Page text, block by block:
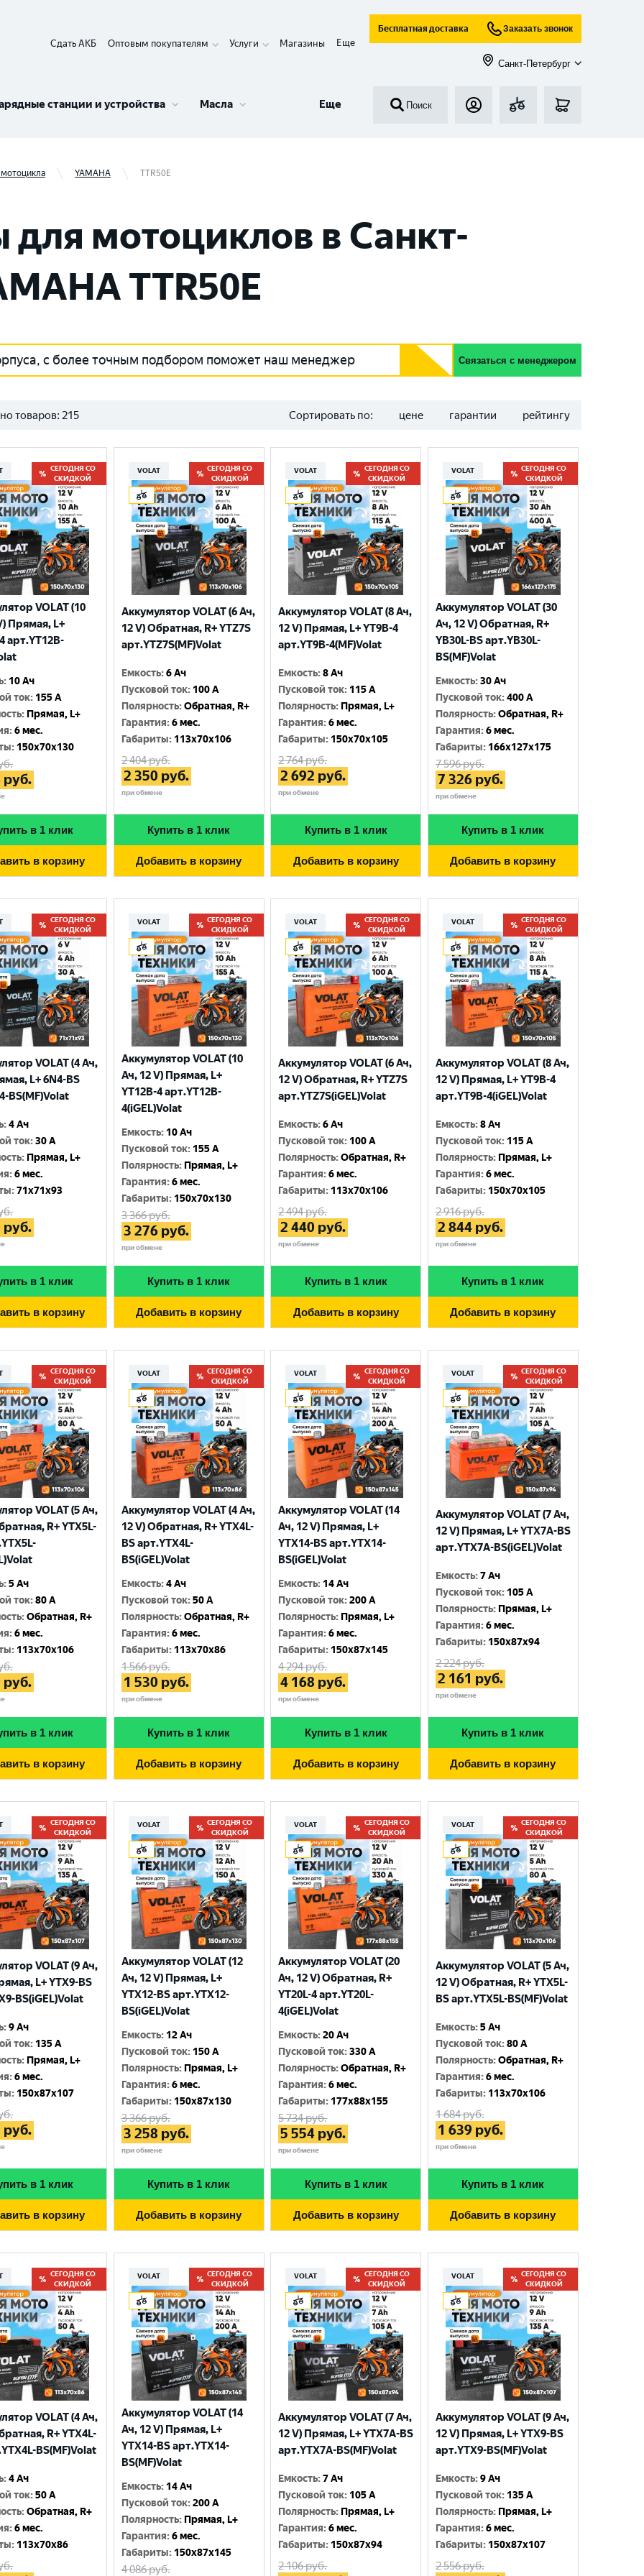
Сдать АКБ Оптовым покупателям Услуги Магазины Еще
Бесплатная доставка Заказать звонок
Санкт-Петербург
станции и устройства Масла Еще Поиск
YAMAHA TTR50E
мотоциклов в Санкт-
TTR50E
с более точным подбором поможет наш менеджер Связаться с менеджером
товаров: 215 Сортировать по: цене гарантии рейтингу
СЕГОДНЯ СО
СКИДКОЙ
VOLAT (10
Прямая, L+
арт.YT12B-
: 10 Ач
ток: 155 A
: Прямая, L+
:6 мес.
: 150x70x130
руб.
в 1 клик
в корзину
VOLAT
СЕГОДНЯ СО
СКИДКОЙ
Аккумулятор VOLAT (6 Ач,
12 V) Обратная, R+ YTZ7S
арт.YTZ7S(MF)Volat
Емкость:6 Ач
Пусковой ток: 100 A
Полярность:Обратная, R+
Гарантия:6 мес.
Габариты: 113x70x106
2 404руб.
2 350 руб.
при обмене
Купить в 1 клик
Добавить в корзину
VOLAT
СЕГОДНЯ СО
СКИДКОЙ
Аккумулятор VOLAT (8 Ач,
12 V) Прямая, L+ YT9B-4
арт.YT9B-4(MF)Volat
Емкость:8 Ач
Пусковой ток: 115 A
Полярность: Прямая, L+
Гарантия:6 мес.
Габариты: 150x70x105
2 764руб.
2 692 руб.
при обмене
Купить в 1 клик
Добавить в корзину
VOLAT
СЕГОДНЯ СО
СКИДКОЙ
Аккумулятор VOLAT (30
Ач, 12 V) Обратная, R+
YB30L-BS арт.YB30L-
BS(MF)Volat
Емкость:30 Ач
Пусковой ток:400 A
Полярность:Обратная, R+
Гарантия:6 мес.
Габариты: 166x127x175
7 596руб.
7 326руб.
при обмене
Купить в 1 клик
Добавить в корзину
СЕГОДНЯ СО
СКИДКОЙ
VOLAT (4 Ач,
L+ 6N4-BS
BS(MF)Volat
:4 Ач
ток:30 A
: Прямая, L+
:6 мес.
:71x71x93
руб.
в 1 клик
в корзину
VOLAT
СЕГОДНЯ СО
СКИДКОЙ
Аккумулятор VOLAT (10
Ач, 12 V) Прямая, L+
YT12B-4 арт.YT12B-
4(iGEL)Volat
Емкость: 10 Ач
Пусковой ток: 155 A
Полярность: Прямая, L+
Гарантия:6 мес.
Габариты: 150x70x130
3 366руб.
3 276руб.
при обмене
Купить в 1 клик
Добавить в корзину
VOLAT
СЕГОДНЯ СО
СКИДКОЙ
Аккумулятор VOLAT (6 Ач,
12 V) Обратная, R+ YTZ7S
арт.YTZ7S(iGEL)Volat
Емкость:6 Ач
Пусковой ток: 100 A
Полярность:Обратная, R+
Гарантия:6 мес.
Габариты: 113x70x106
2 494руб.
2 440 руб.
при обмене
Купить в 1 клик
Добавить в корзину
VOLAT
СЕГОДНЯ СО
СКИДКОЙ
Аккумулятор VOLAT (8 Ач,
12 V) Прямая, L+ YT9B-4
арт.YT9B-4(iGEL)Volat
Емкость:8 Ач
Пусковой ток: 115 A
Полярность: Прямая, L+
Гарантия:6 мес.
Габариты: 150x70x105
2 916руб.
2 844руб.
при обмене
Купить в 1 клик
Добавить в корзину
СЕГОДНЯ СО
СКИДКОЙ
VOLAT (5 Ач,
R+ YTX5L-
:5 Ач
ток:80 A
:Обратная, R+
:6 мес.
: 113x70x106
руб.
в 1 клик
в корзину
VOLAT
СЕГОДНЯ СО
СКИДКОЙ
Аккумулятор VOLAT (4 Ач,
12 V) Обратная, R+ YTX4L-
BS арт.YTX4L-
BS(iGEL)Volat
Емкость:4 Ач
Пусковой ток:50 A
Полярность:Обратная, R+
Гарантия:6 мес.
Габариты: 113x70x86
1 566руб.
1 530 руб.
при обмене
Купить в 1 клик
Добавить в корзину
VOLAT
СЕГОДНЯ СО
СКИДКОЙ
Аккумулятор VOLAT (14
Ач, 12 V) Прямая, L+
YTX14-BS арт.YTX14-
BS(iGEL)Volat
Емкость: 14 Ач
Пусковой ток:200 A
Полярность: Прямая, L+
Гарантия:6 мес.
Габариты: 150x87x145
4 294руб.
4 168 руб.
при обмене
Купить в 1 клик
Добавить в корзину
VOLAT
СЕГОДНЯ СО
СКИДКОЙ
Аккумулятор VOLAT (7 Ач,
12 V) Прямая, L+ YTX7A-BS
арт.YTX7A-BS(iGEL)Volat
Емкость:7 Ач
Пусковой ток: 105 A
Полярность: Прямая, L+
Гарантия:6 мес.
Габариты: 150x87x94
2 224руб.
2 161 руб.
при обмене
Купить в 1 клик
Добавить в корзину
СЕГОДНЯ СО
СКИДКОЙ
VOLAT (9 Ач,
L+ YTX9-BS
BS(iGEL)Volat
:9 Ач
ток: 135 A
: Прямая, L+
:6 мес.
: 150x87x107
руб.
в 1 клик
в корзину
VOLAT
СЕГОДНЯ СО
СКИДКОЙ
Аккумулятор VOLAT (12
Ач, 12 V) Прямая, L+
YTX12-BS арт.YTX12-
BS(iGEL)Volat
Емкость: 12 Ач
Пусковой ток: 150 A
Полярность: Прямая, L+
Гарантия:6 мес.
Габариты: 150x87x130
3 366руб.
3 258 руб.
при обмене
Купить в 1 клик
Добавить в корзину
VOLAT
СЕГОДНЯ СО
СКИДКОЙ
Аккумулятор VOLAT (20
Ач, 12 V) Обратная, R+
YT20L-4 арт.YT20L-
4(iGEL)Volat
Емкость:20 Ач
Пусковой ток:330 A
Полярность:Обратная, R+
Гарантия:6 мес.
Габариты: 177x88x155
5 734руб.
5 554 руб.
при обмене
Купить в 1 клик
Добавить в корзину
VOLAT
СЕГОДНЯ СО
СКИДКОЙ
Аккумулятор VOLAT (5 Ач,
12 V) Обратная, R+ YTX5L-
BS арт.YTX5L-BS(MF)Volat
Емкость:5 Ач
Пусковой ток:80 A
Полярность:Обратная, R+
Гарантия:6 мес.
Габариты: 113x70x106
1 684руб.
1 639 руб.
при обмене
Купить в 1 клик
Добавить в корзину
СЕГОДНЯ СО
СКИДКОЙ
VOLAT (4 Ач,
R+ YTX4L-
BS(MF)Volat
:4 Ач
ток:50 A
:Обратная, R+
:6 мес.
: 113x70x86
VOLAT
СЕГОДНЯ СО
СКИДКОЙ
Аккумулятор VOLAT (14
Ач, 12 V) Прямая, L+
YTX14-BS арт.YTX14-
BS(MF)Volat
Емкость: 14 Ач
Пусковой ток:200 A
Полярность: Прямая, L+
Гарантия:6 мес.
Габариты: 150x87x145
4 086руб.
VOLAT
СЕГОДНЯ СО
СКИДКОЙ
Аккумулятор VOLAT (7 Ач,
12 V) Прямая, L+ YTX7A-BS
арт.YTX7A-BS(MF)Volat
Емкость:7 Ач
Пусковой ток: 105 A
Полярность: Прямая, L+
Гарантия:6 мес.
Габариты: 150x87x94
2 106руб.
VOLAT
СЕГОДНЯ СО
СКИДКОЙ
Аккумулятор VOLAT (9 Ач,
12 V) Прямая, L+ YTX9-BS
арт.YTX9-BS(MF)Volat
Емкость:9 Ач
Пусковой ток: 135 A
Полярность: Прямая, L+
Гарантия:6 мес.
Габариты: 150x87x107
2 556руб.
Выберите ваш город
Великий Новгород
Москва
Санкт-Петербург
Смоленск